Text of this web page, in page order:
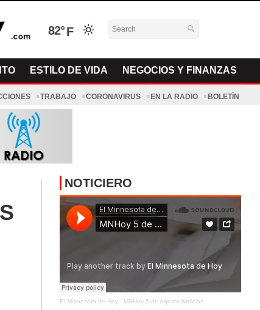
82°
ESTILO DE VIDA NEGOCIOS Y FINANZAS
TRABAJO CORONAVIRUS EN LA RADIO BOLETÍN
NOTICIERO
El Minnesota de Hoy· MNHoy 5 de Agosto Noticias